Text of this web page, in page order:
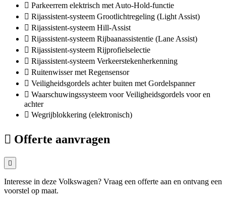
Parkeerrem elektrisch met Auto-Hold-functie
Rijassistent-systeem Grootlichtregeling (Light Assist)
Rijassistent-systeem Hill-Assist
Rijassistent-systeem Rijbaanassistentie (Lane Assist)
Rijassistent-systeem Rijprofielselectie
Rijassistent-systeem Verkeerstekenherkenning
Ruitenwisser met Regensensor
Veiligheidsgordels achter buiten met Gordelspanner
Waarschuwingssysteem voor Veiligheidsgordels voor en
achter
Wegrijblokkering (elektronisch)
Offerte aanvragen
Interesse in deze Volkswagen? Vraag een offerte aan en ontvang een
voorstel op maat.